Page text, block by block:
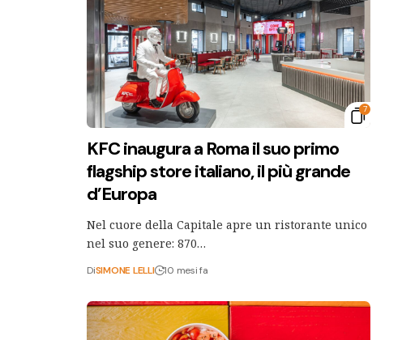
7
KFC inaugura a Roma il suo primo
flagship store italiano, il più grande
d’Europa
Nel cuore della Capitale apre un ristorante unico
nel suo genere: 870…
DiSIMONE LELLI 10 mesi fa